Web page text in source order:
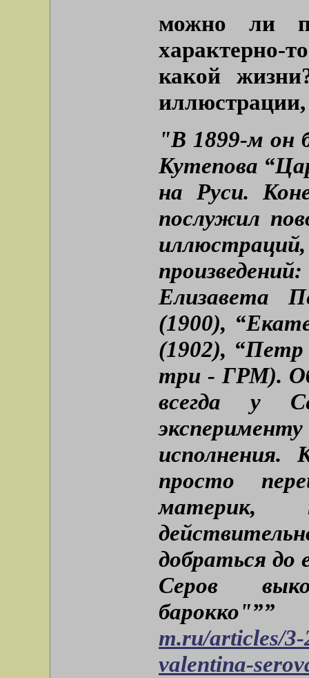
можно ли
какой
"В 1899-м он
Кутепова
на Руси.
послужил
Елизавета
(1900),
(1902), “Петр
три - ГРМ).
всегда у
просто
материк,
добраться до
Серов
m.ru/articles/
valentina-